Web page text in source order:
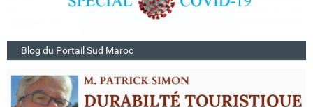
Blog du Portail Sud Maroc